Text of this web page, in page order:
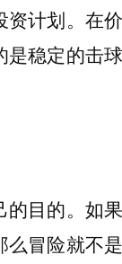
资计划。在
是稳定的击
的目的。如
么冒险就不